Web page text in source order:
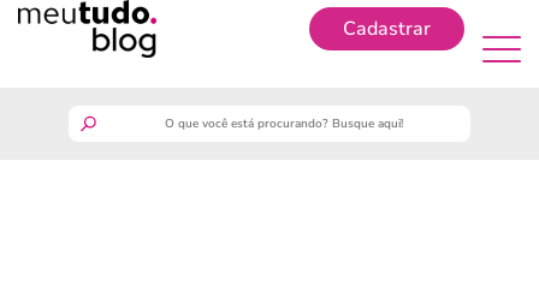
Cadastrar